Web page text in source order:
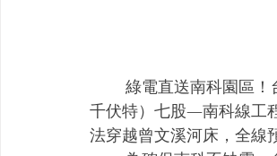
千伏特）七股—南科線工
法穿越曾文溪河床，全線